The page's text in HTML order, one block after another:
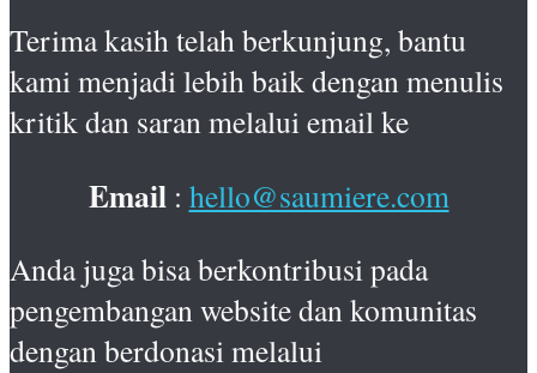
Terima kasih telah berkunjung, bantu
kami menjadi lebih baik dengan menulis
kritik dan saran melalui email ke
Email : hello@saumiere.com
Anda juga bisa berkontribusi pada
pengembangan website dan komunitas
dengan berdonasi melalui